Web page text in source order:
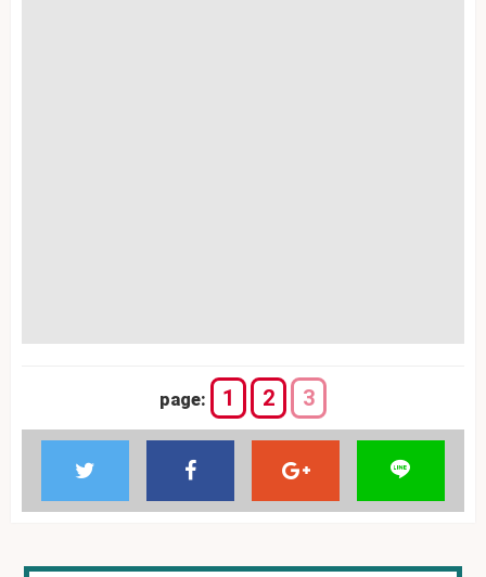
page: 1 2 3